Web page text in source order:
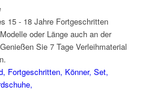
15 - 18 Jahre Fortgeschritten
oder Länge auch an der
Sie 7 Tage Verleihmaterial
Fortgeschritten, Könner, Set,